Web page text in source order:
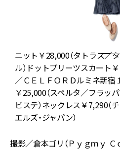
ニット￥28,000（タトラス／
ル）ドットプリーツスカート
／ＣＥＬＦＯＲＤルミネ新宿
￥25,000（スペルタ／フラッ
ビステ）ネックレス￥7,290（
エルズ・ジャパン）
撮影／倉本ゴリ（Ｐｙｇｍｙ Ｃ